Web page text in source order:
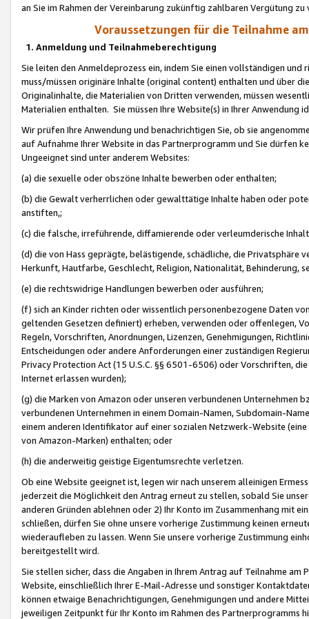
an Sie im Rahmen der Vereinbarung zukünftig zahlbaren Vergütung zu
Voraussetzungen für die Teilnahme
1. Anmeldung und Teilnahmeberechtigung
Sie leiten den Anmeldeprozess ein, indem Sie einen vollständigen
muss/müssen originäre Inhalte (original content) enthalten und über
Originalinhalte, die Materialien von Dritten verwenden, müssen
Materialien enthalten. Sie müssen Ihre Website(s) in Ihrer Anwendung
Wir prüfen Ihre Anwendung und benachrichtigen Sie, ob sie
auf Aufnahme Ihrer Website in das Partnerprogramm und Sie dürfen
Ungeeignet sind unter anderem Websites:
(a) die sexuelle oder obszöne Inhalte bewerben oder enthalten;
(b) die Gewalt verherrlichen oder gewalttätige Inhalte haben oder
anstiften,;
(c) die falsche, irreführende, diffamierende oder verleumderische
(d) die von Hass geprägte, belästigende, schädliche, die Privatsphäre
Herkunft, Hautfarbe, Geschlecht, Religion, Nationalität, Behinderung,
(e) die rechtswidrige Handlungen bewerben oder ausführen;
(f) sich an Kinder richten oder wissentlich personenbezogene Daten
geltenden Gesetzen definiert) erheben, verwenden oder offenlegen,
Regeln, Vorschriften, Anordnungen, Lizenzen, Genehmigungen,
Entscheidungen oder andere Anforderungen einer zuständigen
Privacy Protection Act (15 U.S.C. §§ 6501-6506) oder Vorschriften,
Internet erlassen wurden);
(g) die Marken von Amazon oder unseren verbundenen Unternehmen
verbundenen Unternehmen in einem Domain-Namen, Subdomain-
einem anderen Identifikator auf einer sozialen Netzwerk-Website
von Amazon-Marken) enthalten; oder
(h) die anderweitig geistige Eigentumsrechte verletzen.
Ob eine Website geeignet ist, legen wir nach unserem alleinigen
jederzeit die Möglichkeit den Antrag erneut zu stellen, sobald Sie
anderen Gründen ablehnen oder 2) Ihr Konto im Zusammenhang mit
schließen, dürfen Sie ohne unsere vorherige Zustimmung keinen
wiederaufleben zu lassen. Wenn Sie unsere vorherige Zustimmung
bereitgestellt wird.
Sie stellen sicher, dass die Angaben in Ihrem Antrag auf Teilnahme
Website, einschließlich Ihrer E-Mail-Adresse und sonstiger
können etwaige Benachrichtigungen, Genehmigungen und andere
jeweiligen Zeitpunkt für Ihr Konto im Rahmen des Partnerprogramms